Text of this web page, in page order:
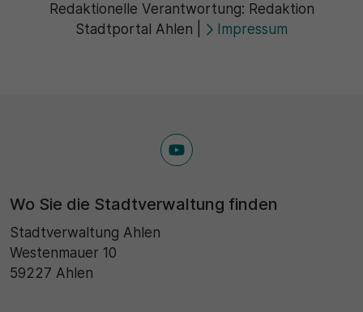
Redaktionelle Verantwortung: Redaktion
Stadtportal Ahlen
Impressum
Wo Sie die Stadtverwaltung finden
Stadtverwaltung Ahlen
Westenmauer 10
59227 Ahlen
Laufzeit
vorübergehende Daten des Besuchs zu speichern.